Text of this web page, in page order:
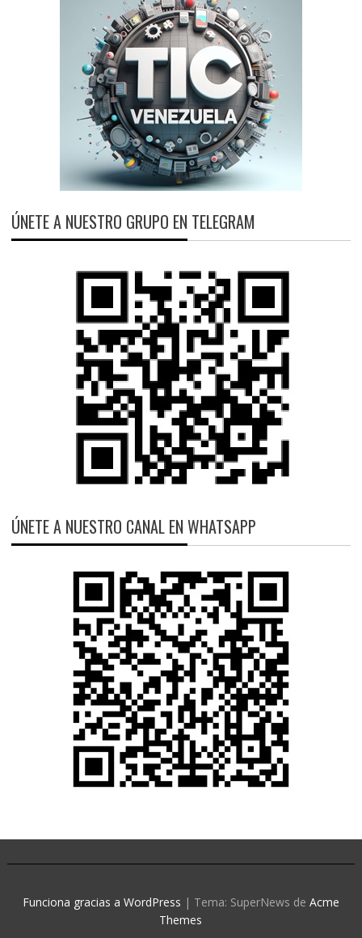
ÚNETE A NUESTRO GRUPO EN TELEGRAM
ÚNETE A NUESTRO CANAL EN WHATSAPP
Funciona gracias a WordPress | Tema: SuperNews de Acme
Themes